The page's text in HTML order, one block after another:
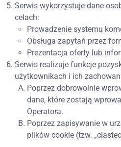
Serwis wykorzystuje dane
celach:
Prowadzenie systemu
Obsługa zapytań przez
Prezentacja oferty lub
Serwis realizuje funkcje
użytkownikach i ich
Poprzez dobrowolnie
dane, które zostają
Operatora.
Poprzez zapisywanie w
plików cookie (tzw.